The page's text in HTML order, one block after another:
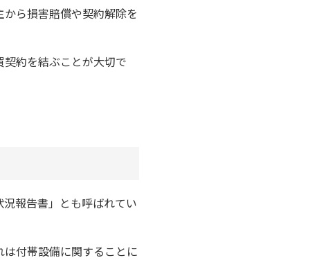
ら損害賠償や契約解除を
約を結ぶことが大切で
報告書」とも呼ばれてい
付帯設備に関することに